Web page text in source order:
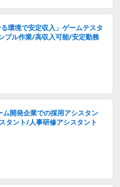
環境で安定収入」ゲームテスタ
プル作業/高収入可能/安定勤務
開発企業での採用アシスタン
タント/人事研修アシスタント